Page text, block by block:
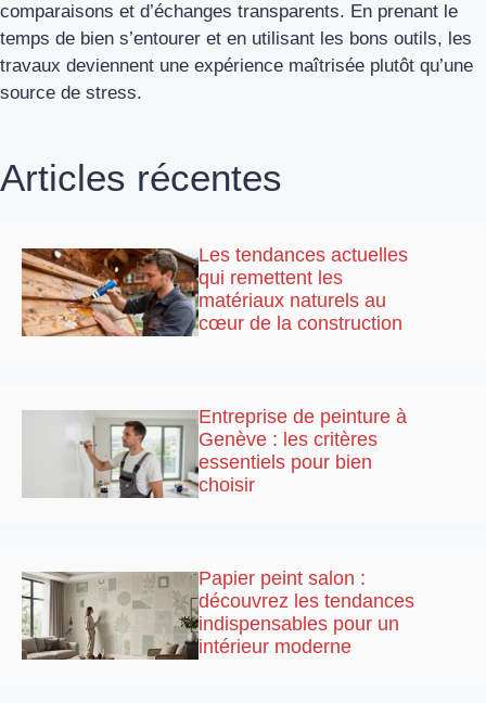
comparaisons et d’échanges transparents. En prenant le
temps de bien s’entourer et en utilisant les bons outils, les
travaux deviennent une expérience maîtrisée plutôt qu’une
source de stress.
Articles récentes
Les tendances actuelles
qui remettent les
matériaux naturels au
cœur de la construction
Entreprise de peinture à
Genève : les critères
essentiels pour bien
choisir
Papier peint salon :
découvrez les tendances
indispensables pour un
intérieur moderne